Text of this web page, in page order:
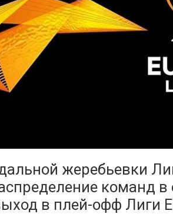
жеребьевки
команд
в плей-офф Лиги